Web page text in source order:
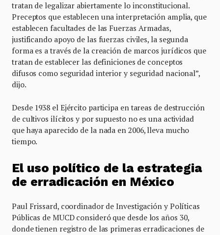
tratan de legalizar abiertamente lo inconstitucional.
Preceptos que establecen una interpretación amplia, que
establecen facultades de las Fuerzas Armadas,
justificando apoyo de las fuerzas civiles, la segunda
forma es a través de la creación de marcos jurídicos que
tratan de establecer las definiciones de conceptos
difusos como seguridad interior y seguridad nacional”,
dijo.
Desde 1938 el Ejército participa en tareas de destrucción
de cultivos ilícitos y por supuesto no es una actividad
que haya aparecido de la nada en 2006, lleva mucho
tiempo.
El uso político de la estrategia
de erradicación en México
Paul Frissard, coordinador de Investigación y Políticas
Públicas de MUCD consideró que desde los años 30,
donde tienen registro de las primeras erradicaciones de